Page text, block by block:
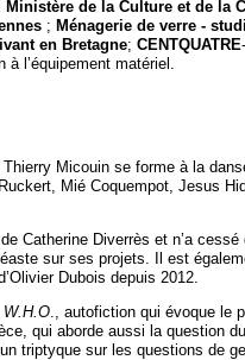
Ministère de la Culture et de la
; Ménagerie de verre -
en Bretagne; CENTQUATRE
à l’équipement matériel.
Micouin se forme à la
Mié Coquempot, Jesus
Catherine Diverrès et n’a
sur ses projets. Il est
Dubois depuis 2012.
W.H.O., autofiction qui évoque le
qui aborde aussi la question
triptyque sur les questions de